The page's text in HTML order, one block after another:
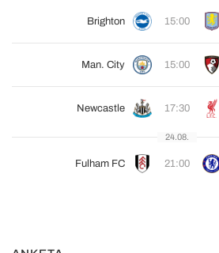
Brighton 15:00
Man. City 15:00
Newcastle 17:30
24.08.
Fulham FC 21:00